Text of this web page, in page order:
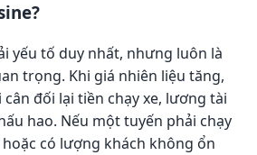
yếu tố duy nhất, nhưng luôn là
trọng. Khi giá nhiên liệu tăng,
đối lại tiền chạy xe, lương tài
hao. Nếu một tuyến phải chạy
có lượng khách không ổn